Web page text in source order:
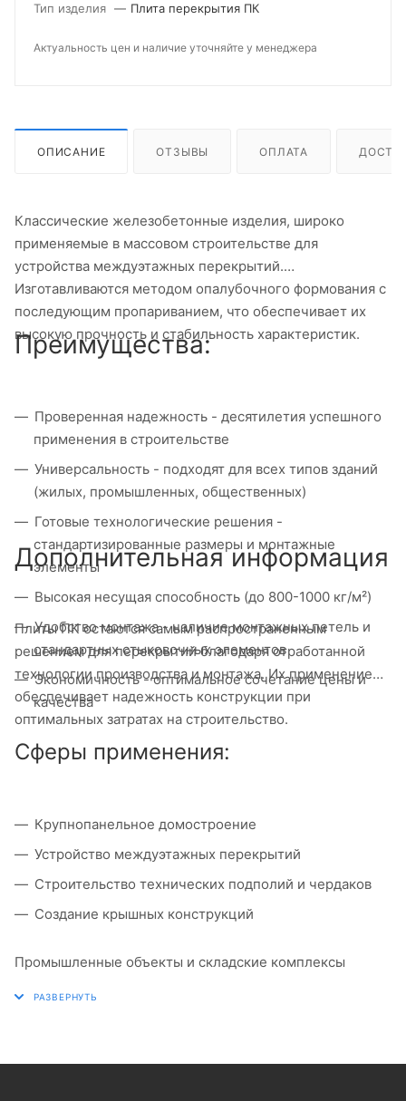
Тип изделия — Плита перекрытия ПК
Актуальность цен и наличие уточняйте у менеджера
ОПИСАНИЕ ОТЗЫВЫ ОПЛАТА
Классические железобетонные изделия, широко
применяемые в массовом строительстве для
устройства междуэтажных перекрытий.
Изготавливаются методом опалубочного формования с
последующим пропариванием, что обеспечивает их
высокую прочность и стабильность характеристик.
Преимущества:
Проверенная надежность - десятилетия успешного
применения в строительстве
Универсальность - подходят для всех типов зданий
(жилых, промышленных, общественных)
Готовые технологические решения -
стандартизированные размеры и монтажные
элементы
Высокая несущая способность (до 800-1000 кг/м²)
Удобство монтажа - наличие монтажных петель и
стандартных стыковочных элементов
Экономичность - оптимальное сочетание цены и
качества
Дополнительная информация
Плиты ПК остаются самым распространенным
решением для перекрытий благодаря отработанной
технологии производства и монтажа. Их применение
обеспечивает надежность конструкции при
оптимальных затратах на строительство.
Сферы применения:
Крупнопанельное домостроение
Устройство междуэтажных перекрытий
Строительство технических подполий и чердаков
Создание крышных конструкций
Промышленные объекты и складские комплексы